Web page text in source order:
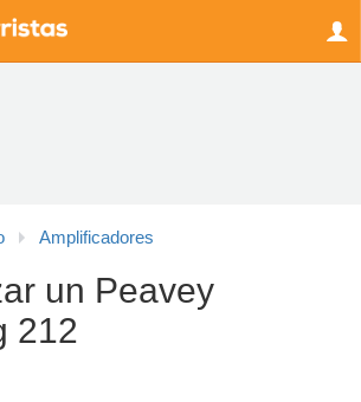
Amplificadores
un Peavey
212